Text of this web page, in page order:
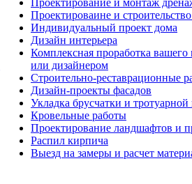
Проектирование и монтаж
Проектироваине и
Индивидуальный проект дома
Дизайн интерьера
Комплексная проработка вашего
или дизайнером
Строительно-реставрационные
Дизайн-проекты фасадов
Укладка брусчатки и тротуарной
Кровельные работы
Проектирование ландшафтов и
Распил кирпича
Выезд на замеры и расчет